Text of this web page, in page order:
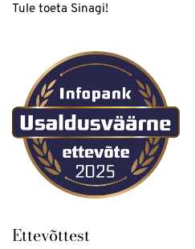
Tule toeta Sinagi!
Ettevõttest